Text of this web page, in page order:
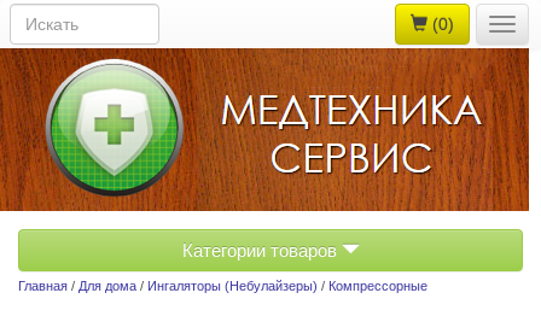
(0)
Категории товаров
Главная / Для дома / Ингаляторы (Небулайзеры) / Компрессорные